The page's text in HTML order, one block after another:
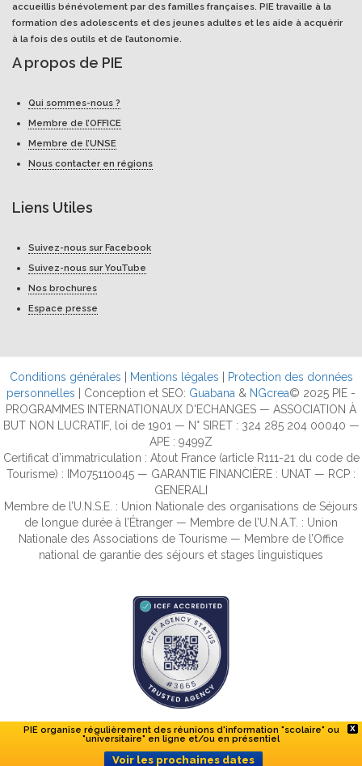
accueillis bénévolement par des familles françaises. PIE travaille à la
formation des adolescents et des jeunes adultes et les aide à acquérir
à la fois des outils et de l’autonomie.
A propos de PIE
Qui sommes-nous ?
Membre de l’OFFICE
Membre de l’UNSE
Nous contacter en régions
Liens Utiles
Suivez-nous sur Facebook
Suivez-nous sur YouTube
Nos brochures
Espace presse
Conditions générales Mentions légales
Protection des données
personnelles | Conception et SEO: Guabana & NGcrea© 2025 PIE -
PROGRAMMES INTERNATIONAUX D'ECHANGES — ASSOCIATION À
BUT NON LUCRATIF, loi de 1901 — N° SIRET : 324 285 204 00040 —
APE : 9499Z
Certificat d’immatriculation : Atout France (article R111-21 du code de
Tourisme) : IM075110045 — GARANTIE FINANCIÈRE : UNAT — RCP :
GENERALI
Membre de l’U.N.S.E. : Union Nationale des organisations de Séjours
de longue durée à l’Étranger — Membre de l’U.N.A.T. : Union
Nationale des Associations de Tourisme — Membre de l’Office
national de garantie des séjours et stages linguistiques
X
PIE organise régulièrement des réunions d'information "scolaire" ou
"universitaire" en ligne et/ou en présentiel
Voir les prochaines dates